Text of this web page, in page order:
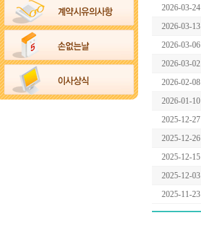
2026-03-24
2026-03-13
2026-03-06
2026-03-02
2026-02-08
2026-01-10
2025-12-27
2025-12-26
2025-12-15
2025-12-03
2025-11-23